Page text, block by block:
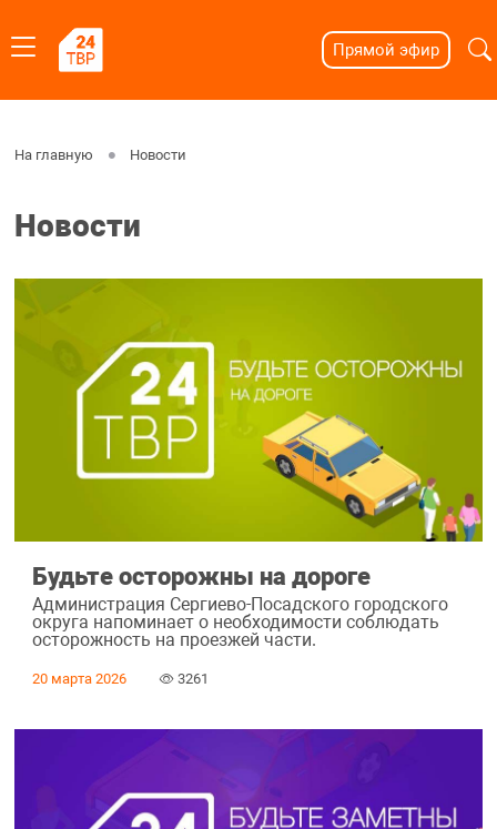
Прямой эфир
На главную Новости
Новости
Будьте осторожны на дороге
Администрация Сергиево-Посадского городского
округа напоминает о необходимости соблюдать
осторожность на проезжей части.
20 марта 2026 3261